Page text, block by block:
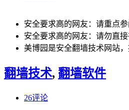
安全要求高的网友：请重点
安全要求高的网友：请勿直
美博园是安全翻墙技术网站
翻墙技术, 翻墙软件
26评论